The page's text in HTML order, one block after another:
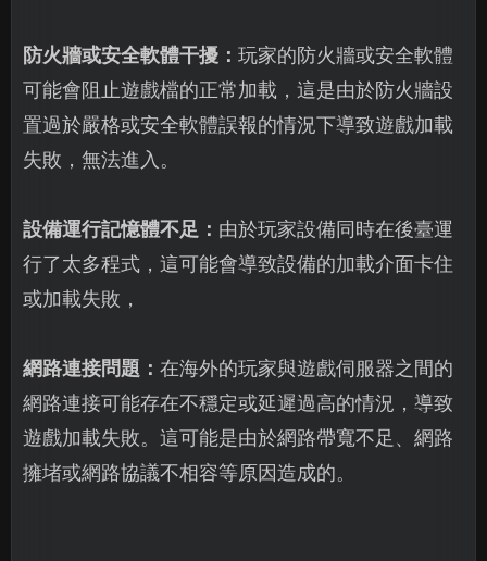
防火牆或安全軟體干擾： 玩家的防火牆或安全軟體
可能會阻止遊戲檔的正常加載，這是由於防火牆設
置過於嚴格或安全軟體誤報的情況下導致遊戲加載
失敗，無法進入。
設備運行記憶體不足： 由於玩家設備同時在後臺運
行了太多程式，這可能會導致設備的加載介面卡住
或加載失敗，
網路連接問題： 在海外的玩家與遊戲伺服器之間的
網路連接可能存在不穩定或延遲過高的情況，導致
遊戲加載失敗。這可能是由於網路帶寬不足、網路
擁堵或網路協議不相容等原因造成的。